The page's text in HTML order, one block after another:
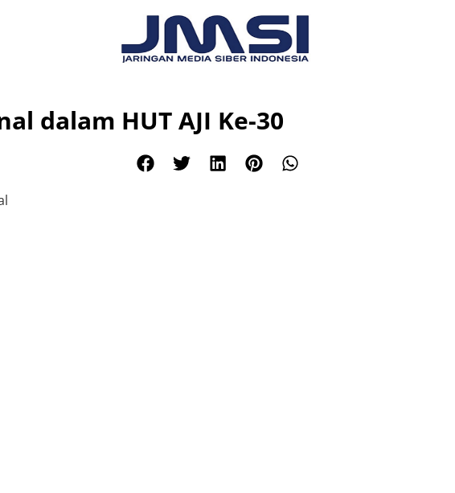
dalam HUT AJI Ke-30